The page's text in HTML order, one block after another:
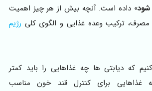
» داده است. آنچه بیش از هر چیز اهمیت
مصرف، ترکیب وعده غذایی و الگوی کلی رژیم
که دیابتی‌ ها چه غذاهایی را باید کمتر
غذاهایی برای کنترل قند خون مناسب